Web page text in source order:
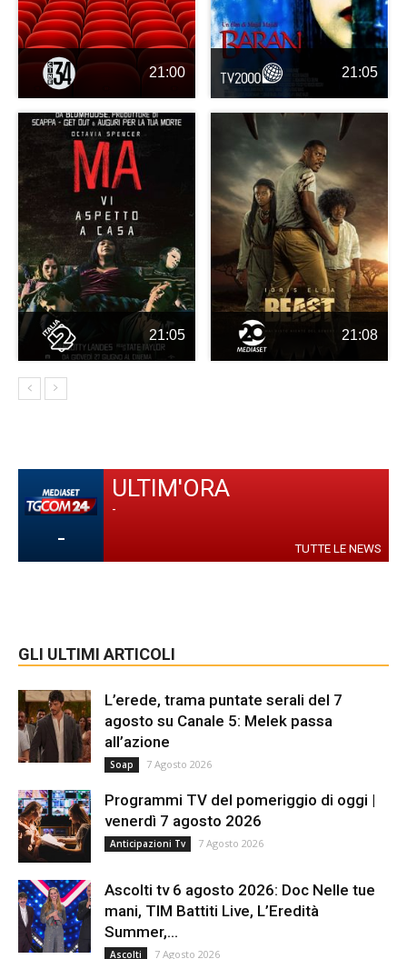
21:00 21:05
21:05 21:08
-
ULTIM'ORA
-
TUTTE LE NEWS
GLI ULTIMI ARTICOLI
L’erede, trama puntate serali del 7
agosto su Canale 5: Melek passa
all’azione
Soap 7 Agosto 2026
Programmi TV del pomeriggio di oggi |
venerdì 7 agosto 2026
Anticipazioni Tv 7 Agosto 2026
Ascolti tv 6 agosto 2026: Doc Nelle tue
mani, TIM Battiti Live, L’Eredità
Summer,...
Ascolti 7 Agosto 2026